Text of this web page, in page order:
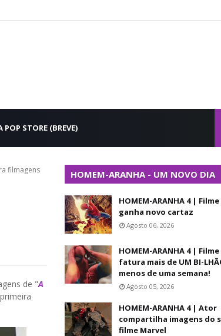
POP STORE (BREVE)
filmagens
de "A
HOMEM-ARANHA - UM NOVO DIA
HOMEM-ARANHA 4 |
ganha novo cartaz
Agosto 06, 2026
HOMEM-ARANHA 4 |
fatura mais de UM BI-
menos de uma semana!
Agosto 05, 2026
HOMEM-ARANHA 4 | Ator
compartilha imagens do
filme Marvel